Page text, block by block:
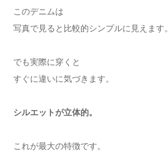
このデニムは
写真で見ると比較的シンプルに見えます。
でも実際に穿くと
すぐに違いに気づきます。
シルエットが立体的。
これが最大の特徴です。